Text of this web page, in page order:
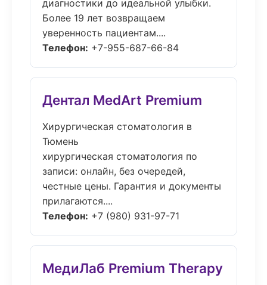
диагностики до идеальной улыбки.
Более 19 лет возвращаем
уверенность пациентам....
Телефон: +7-955-687-66-84
Дентал MedArt Premium
Хирургическая стоматология в
Тюмень
хирургическая стоматология по
записи: онлайн, без очередей,
честные цены. Гарантия и документы
прилагаются....
Телефон: +7 (980) 931-97-71
МедиЛаб Premium Therapy